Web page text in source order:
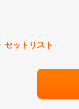
セットリスト